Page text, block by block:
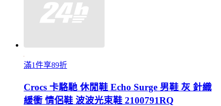
滿1件享89折
Crocs 卡駱馳 休閒鞋 Echo Surge 男鞋 灰 針織
緩衝 情侶鞋 波波光束鞋 2100791RQ